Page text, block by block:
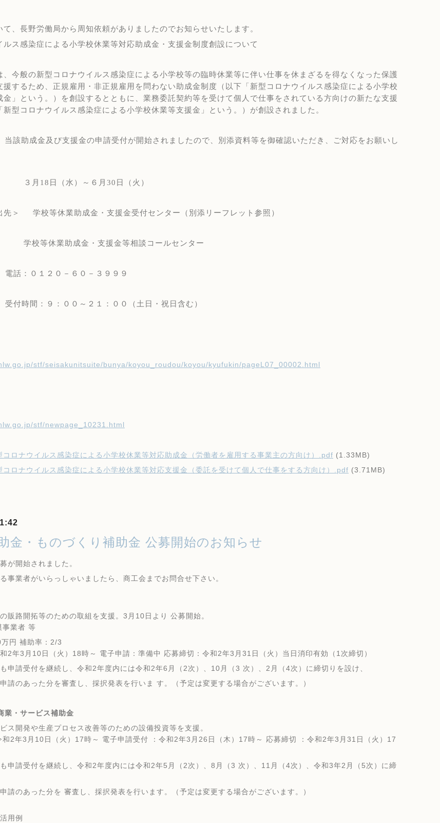
て、長野労働局から周知依頼がありましたのでお知らせいたします。
ルス感染症による小学校休業等対応助成金・支援金制度創設に ついて
、今般の新型コロナウイルス感染症による小学校等の臨時休業等に伴い仕事を休まざるを得なくなった保護
援するため、正規雇用・非正規雇用を問わない助成金制度（以下「新型コロナウイルス感染症による小学校
金」という。）を創設するとともに、業務委託契約等を受けて個人で仕事をされている方向けの新たな支援
新型コロナウイルス感染症による小学校休業等支援金」という。）が創設されました。
当該助成金及び支援金の申請受付が開始されましたので、別添資料等を御確認いただき、ご対応をお願いし
３月 18 日（水）～６月 30 日（火）
先＞ 学校等休業助成金・支援金受付センター（別添リーフレット参照）
学校等休業助成金・支援金等相談コールセンター
電話：０１２０－６０－３９９９
受付時間：９：００～２１：００（土日・祝日含む）
stf/seisakunitsuite/bunya/koyou_roudou/koyou/kyufukin/pageL07_00002.html
stf/newpage_10231.html
ロナウイルス感染症による小学校休業等対応助成金（労働者を雇用する事業主の方向け）.pdf (1.33MB)
ロナウイルス感染症による小学校休業等対応支援金（委託を受けて個人で仕事をする方向け）.pdf (3.71MB)
金・ものづくり補助金 公募開始のお知らせ
が開始されました。
事業者がいらっしゃいましたら、商工会までお問合せ下さい。
販路開拓等のための取組を支援。3月10日より 公募開始。
業者 等
円 補助率：2/3
2年3月10日（火）18時～ 電子申請：準備中 応募締切：令和2年3月31日（火）当日消印有効（1次締切）
請受付を継続し、令和2年度内には令和2年6月（2次）、10月（3 次）、2月（4次）に締切りを設け、
のあった分を審査し、採択発表を行いま す。（予定は変更する場合がございます。）
業・サービス補助金
ス開発や生産プロセス改善等のための設備投資等を支援。
2年3月10日（火）17時～ 電子申請受付 ：令和2年3月26日（木）17時～ 応募締切 ：令和2年3月31日（火）17
請受付を継続し、令和2年度内には令和2年5月（2次）、8月（3 次）、11月（4次）、令和3年2月（5次）に締
のあった分を 審査し、採択発表を行います。（予定は変更する場合がございます。）
用例